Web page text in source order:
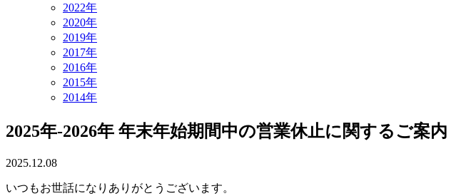
2022年
2020年
2019年
2017年
2016年
2015年
2014年
2025年-2026年 年末年始期間中の営業休止に関するご案内
2025.12.08
いつもお世話になりありがとうございます。